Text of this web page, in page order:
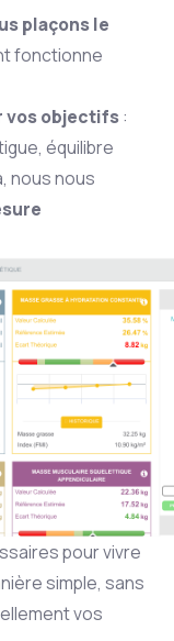
plaçons le
fonctionne
vos objectifs:
équilibre
nous nous
pour vivre
simple, sans
vos